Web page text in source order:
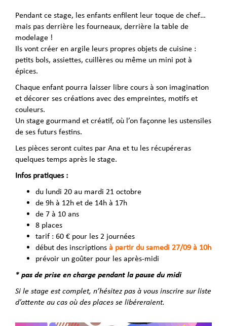
Pendant ce stage, les enfants enfilent leur toque de chef…
mais pas derrière les fourneaux, derrière la table de
modelage !
Ils vont créer en argile leurs propres objets de cuisine :
petits bols, assiettes, cuillères ou même un mini pot à
épices.
Chaque enfant pourra laisser libre cours à son imagination
et décorer ses créations avec des empreintes, motifs et
couleurs.
Un stage gourmand et créatif, où l’on façonne les ustensiles
de ses futurs festins.
Les pièces seront cuites par Ana et tu les récupéreras
quelques temps après le stage.
Infos pratiques :
du lundi 20 au mardi 21 octobre
de 9h à 12h et de 14h à 17h
de 7 à 10 ans
8 places
tarif : 60 € pour les 2 journées
début des inscriptions à partir du samedi 27/09 à 10h
prévoir un goûter pour les après-midi
* pas de prise en charge pendant la pause du midi
Si le stage est complet, n’hésitez pas à vous inscrire sur liste
d’attente au cas où des places se libéreraient.